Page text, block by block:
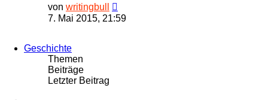
von writingbull
Beitrag
7. Mai 2015, 21:59
Geschichte
Themen
Beiträge
Letzter Beitrag